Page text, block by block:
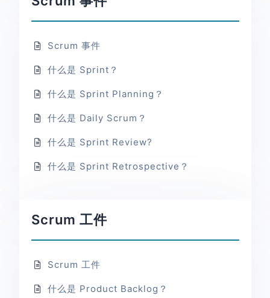
Scrum 事件
什么是 Sprint？
什么是 Sprint Planning？
什么是 Daily Scrum？
什么是 Sprint Review?
什么是 Sprint Retrospective？
Scrum 工件
Scrum 工件
什么是 Product Backlog？